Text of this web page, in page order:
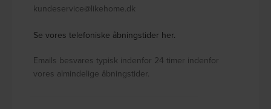
kundeservice@likehome.dk
Se vores telefoniske åbningstider her.
Emails besvares typisk indenfor 24 timer indenfor
vores almindelige åbningstider.